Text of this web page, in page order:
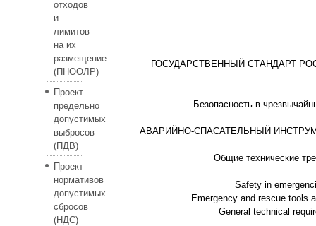
отходов
и
лимитов
на их
размещение
(ПНООЛР)
Проект
предельно
допустимых
выбросов
(ПДВ)
Проект
нормативов
допустимых
сбросов
(НДС)
ГОСУДАРСТВЕННЫЙ СТАНДАРТ
Безопасность в
АВАРИЙНО-СПАСАТЕЛЬНЫЙ
Общие технические
Safety in
Emergency and rescue tools
General technical